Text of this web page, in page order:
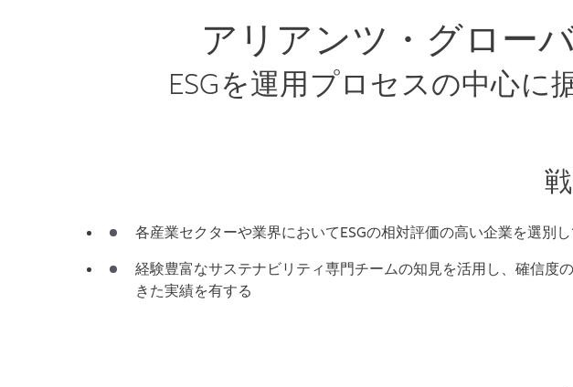
アリアンツ・グロー
ESGを運用プロセスの中心に
各産業セクターや業界においてESGの相対評価の高い企業を選別
経験豊富なサステナビリティ専門チームの知見を活用し、確信度
きた実績を有する